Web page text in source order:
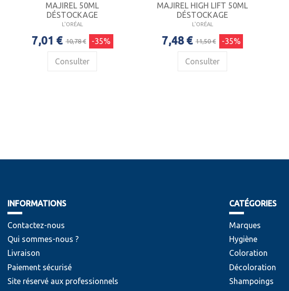
MAJIREL 50ML
DÉSTOCKAGE
L'ORÉAL
7,01 € 10,78 € -35%
Consulter
MAJIREL HIGH LIFT 50ML
DÉSTOCKAGE
L'ORÉAL
7,48 € 11,50 € -35%
Consulter
INFORMATIONS
Contactez-nous
Qui sommes-nous ?
Livraison
Paiement sécurisé
Site réservé aux professionnels
CATÉGORIES
Marques
Hygiène
Coloration
Décoloration
Shampoings